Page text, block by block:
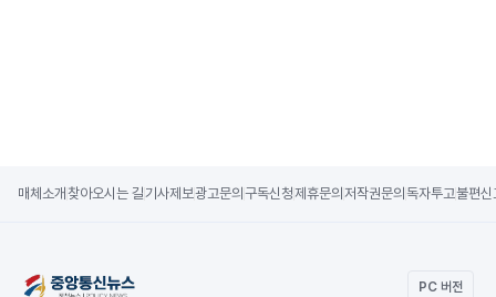
매체소개 찾아오시는 길기사제보광고문의 구독신청제휴문의 저작권문의 독자투고불편신
PC 버전